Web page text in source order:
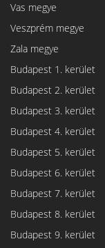
Vas megye
Veszprém megye
Zala megye
Budapest 1. kerület
Budapest 2. kerület
Budapest 3. kerület
Budapest 4. kerület
Budapest 5. kerület
Budapest 6. kerület
Budapest 7. kerület
Budapest 8. kerület
Budapest 9. kerület